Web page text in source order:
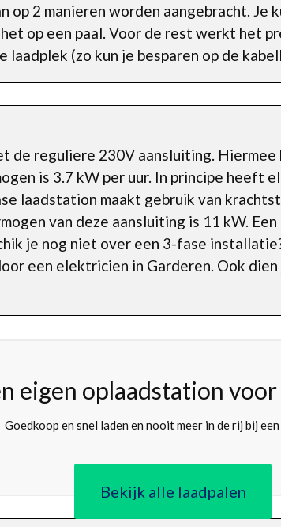
op 2 manieren worden aangebracht. Je
op een paal. Voor de rest werkt het
laadplek (zo kun je besparen op de
de reguliere 230V aansluiting. Hiermee
is 3.7 kW per uur. In principe heeft
laadstation maakt gebruik van
van deze aansluiting is 11 kW.
je nog niet over een 3-fase
een elektricien in Garderen. Ook
eigen oplaadstation voor
Goedkoop en snel laden en nooit meer in de rij bij
Bekijk alle laadpalen